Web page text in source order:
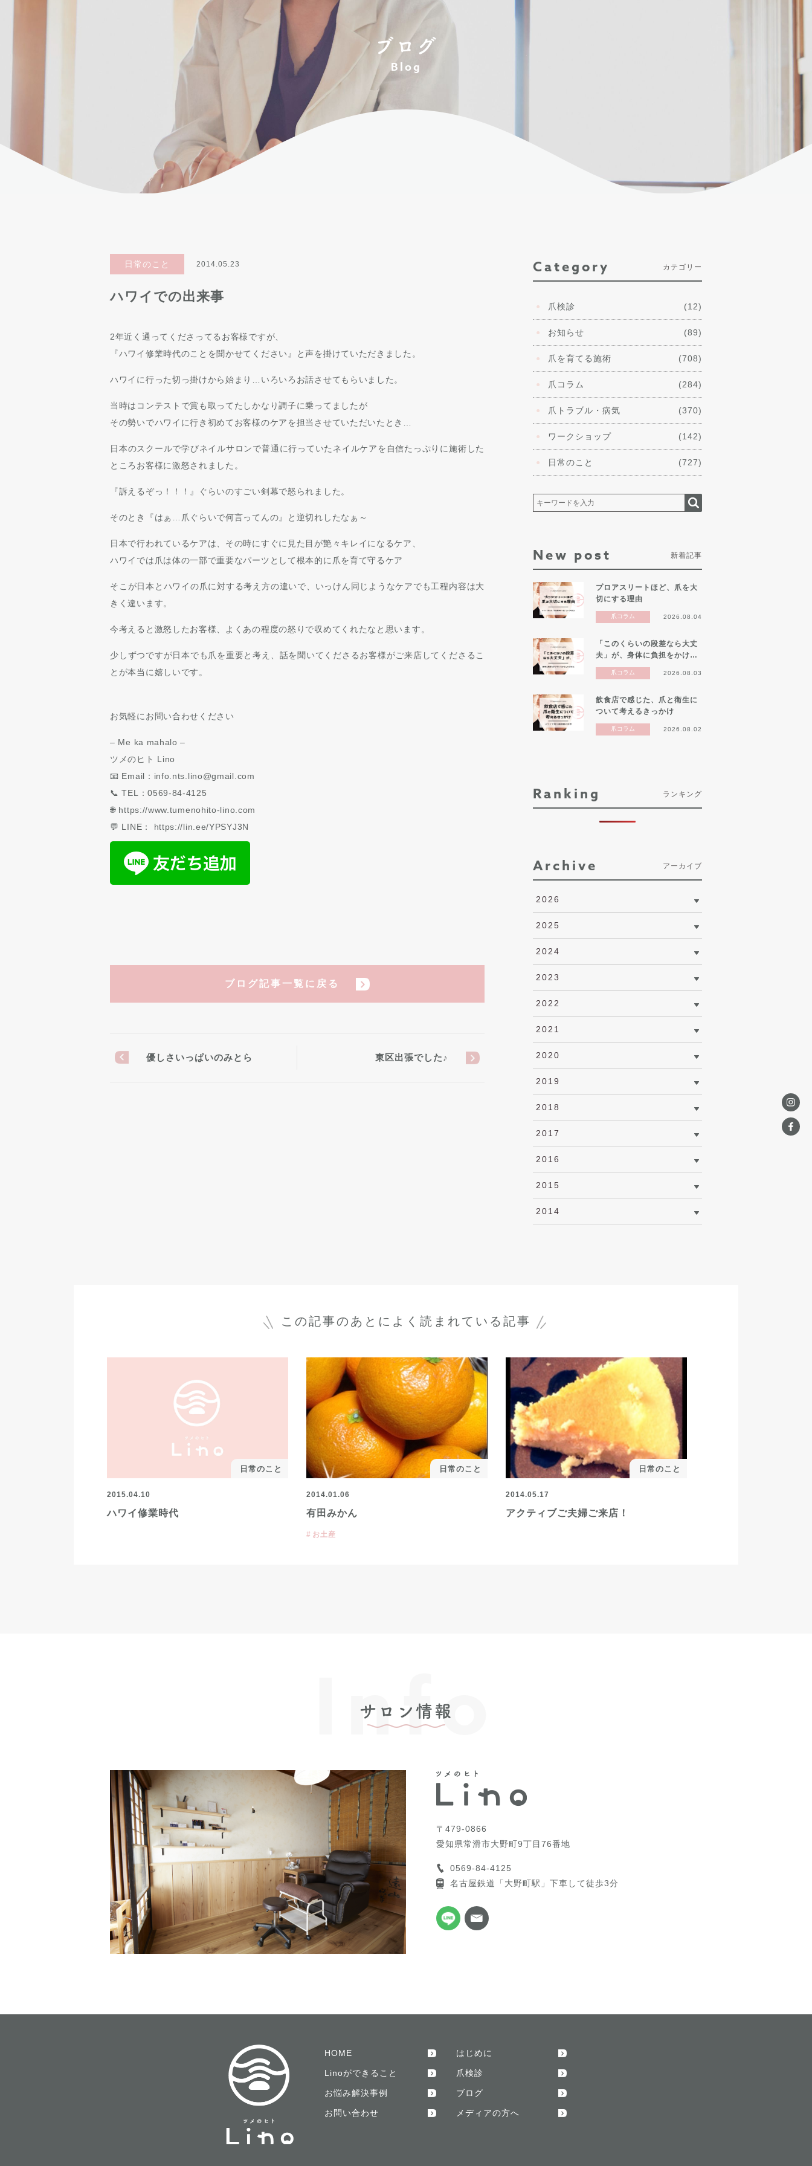
ブログ
Blog
日常のこと 2014.05.23
ハワイでの出来事
2年近く通ってくださってるお客様ですが、
『ハワイ修業時代のことを聞かせてください』と声を掛けていただきました。
ハワイに行った切っ掛けから始まり…いろいろお話させてもらいました。
当時はコンテストで賞も取ってたしかなり調子に乗ってましたが
その勢いでハワイに行き初めてお客様のケアを担当させていただいたとき…
日本のスクールで学びネイルサロンで普通に行っていたネイルケアを自信たっぷりに施術した
ところお客様に激怒されました。
『訴えるぞっ！！！』ぐらいのすごい剣幕で怒られました。
そのとき『はぁ…爪ぐらいで何言ってんの』と逆切れしたなぁ～
日本で行われているケアは、その時にすぐに見た目が艶々キレイになるケア、
ハワイでは爪は体の一部で重要なパーツとして根本的に爪を育て守るケア
そこが日本とハワイの爪に対する考え方の違いで、いっけん同じようなケアでも工程内容は大
きく違います。
今考えると激怒したお客様、よくあの程度の怒りで収めてくれたなと思います。
少しずつですが日本でも爪を重要と考え、話を聞いてくださるお客様がご来店してくださるこ
とが本当に嬉しいです。
お気軽にお問い合わせください
– Me ka mahalo –
ツメのヒト Lino
📧 Email：info.nts.lino@gmail.com
📞 TEL：0569-84-4125
🌐 https://www.tumenohito-lino.com
💬 LINE： https://lin.ee/YPSYJ3N
ブログ記事一覧に戻る
優しさいっぱいのみとら 東区出張でした♪
Category カテゴリー
爪検診 (12)
お知らせ (89)
爪を育てる施術 (708)
爪コラム (284)
爪トラブル・病気 (370)
ワークショップ (142)
日常のこと (727)
New post 新着記事
プロアスリートほど、爪を大
切にする理由
爪コラム 2026.08.04
「このくらいの段差なら大丈
夫」が、身体に負担をかけ…
爪コラム 2026.08.03
飲食店で感じた、爪と衛生に
ついて考えるきっかけ
爪コラム 2026.08.02
Ranking ランキング
Archive アーカイブ
2026
2025
2024
2023
2022
2021
2020
2019
2018
2017
2016
2015
2014
この記事のあとに よく読まれている記事
日常のこと
2015.04.10
ハワイ修業時代
日常のこと
2014.01.06
有田みかん
お土産
日常のこと
2014.05.17
アクティブご夫婦ご来店！
サロン情報
Info
〒479-0866
愛知県常滑市大野町9丁目76番地
0569-84-4125
名古屋鉄道「大野町駅」下車して徒歩3分
HOME はじめに
Linoができること 爪検診
お悩み解決事例 ブログ
お問い合わせ メディアの方へ